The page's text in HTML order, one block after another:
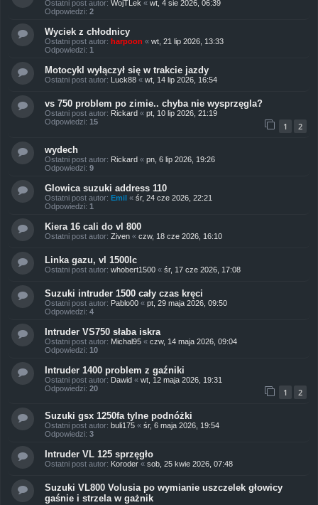
Ostatni post autor: WojTLek « wt, 4 sie 2026, 06:39
Odpowiedzi: 2
Wyciek z chłodnicy
Ostatni post autor: harpoon « wt, 21 lip 2026, 13:33
Odpowiedzi: 1
Motocykl wyłączył się w trakcie jazdy
Ostatni post autor: Luck88 « wt, 14 lip 2026, 16:54
vs 750 problem po zimie.. chyba nie wysprzęgla?
Ostatni post autor: Rickard « pt, 10 lip 2026, 21:19
Odpowiedzi: 15 1 2
wydech
Ostatni post autor: Rickard « pn, 6 lip 2026, 19:26
Odpowiedzi: 9
Glowica suzuki address 110
Ostatni post autor: Emil « śr, 24 cze 2026, 22:21
Odpowiedzi: 1
Kiera 16 cali do vl 800
Ostatni post autor: Ziven « czw, 18 cze 2026, 16:10
Linka gazu, vl 1500lc
Ostatni post autor: whobert1500 « śr, 17 cze 2026, 17:08
Suzuki intruder 1500 cały czas kręci
Ostatni post autor: Pablo00 « pt, 29 maja 2026, 09:50
Odpowiedzi: 4
Intruder VS750 słaba iskra
Ostatni post autor: Michal95 « czw, 14 maja 2026, 09:04
Odpowiedzi: 10
Intruder 1400 problem z gaźniki
Ostatni post autor: Dawid « wt, 12 maja 2026, 19:31
Odpowiedzi: 20 1 2
Suzuki gsx 1250fa tylne podnóżki
Ostatni post autor: buli175 « śr, 6 maja 2026, 19:54
Odpowiedzi: 3
Intruder VL 125 sprzęgło
Ostatni post autor: Koroder « sob, 25 kwie 2026, 07:48
Suzuki VL800 Volusia po wymianie uszczelek głowicy
gaśnie i strzela w gażnik